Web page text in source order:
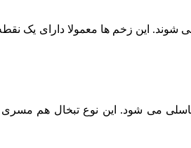
شوند. این زخم ها معمولا دارای یک
می شود. این نوع تبخال هم